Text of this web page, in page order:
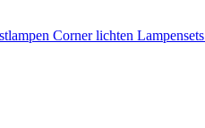
Corner lichten Lampensets